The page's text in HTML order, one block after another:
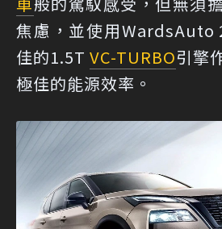
焦慮，並使用WardsAuto
佳的1.5T VC-TURBO引擎
極佳的能源效率。